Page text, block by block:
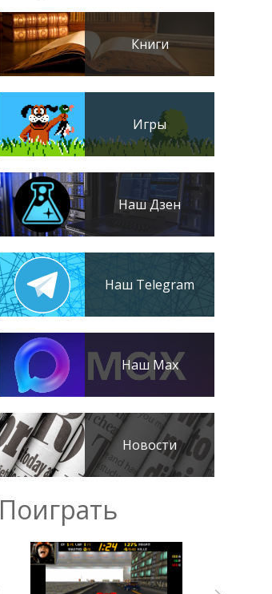
Книги
Игры
Наш Дзен
Наш Telegram
Наш Max
Новости
Поиграть